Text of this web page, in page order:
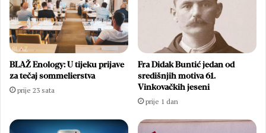
BLAŽ Enology: U tijeku prijave
za tečaj sommelierstva
prije 23 sata
Fra Didak Buntić jedan od
središnjih motiva 61.
Vinkovačkih jeseni
prije 1 dan